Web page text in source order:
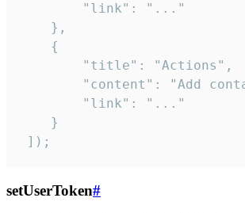
        "link": "..."
    },
    {
        "title": "Actions",
"content": "Add
        "link": "..."
    }
]);
setUserToken#